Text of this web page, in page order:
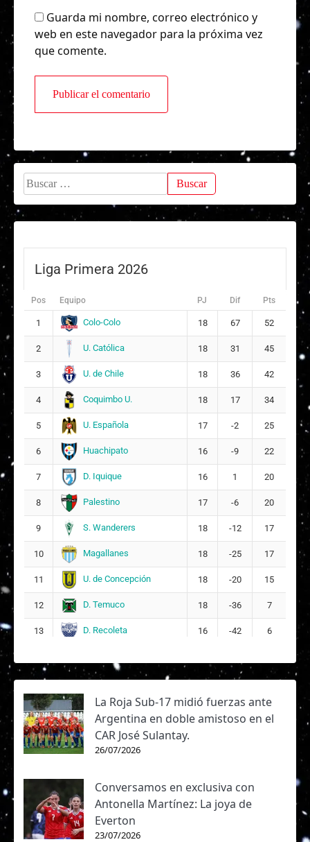
Guarda mi nombre, correo electrónico y
web en este navegador para la próxima vez
que comente.
Buscar:
Liga Primera 2026
Pos Equipo PJ Dif Pts
1 Colo-Colo 18 67 52
2 U. Católica 18 31 45
3 U. de Chile 18 36 42
4 Coquimbo U. 18 17 34
5 U. Española 17 -2 25
6 Huachipato 16 -9 22
7 D. Iquique 16 1 20
8 Palestino 17 -6 20
9 S. Wanderers 18 -12 17
10 Magallanes 18 -25 17
11 U. de Concepción 18 -20 15
12 D. Temuco 18 -36 7
13 D. Recoleta 16 -42 6
La Roja Sub-17 midió fuerzas ante
Argentina en doble amistoso en el
CAR José Sulantay.
26/07/2026
Conversamos en exclusiva con
Antonella Martínez: La joya de
Everton
23/07/2026